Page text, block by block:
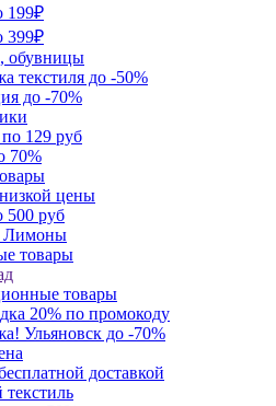
199₽
399₽
обувницы
текстиля до -50%
до -70%
129 руб
70%
цены
500 руб
Лимоны
товары
товары
20% по промокоду
Ульяновск до -70%
доставкой